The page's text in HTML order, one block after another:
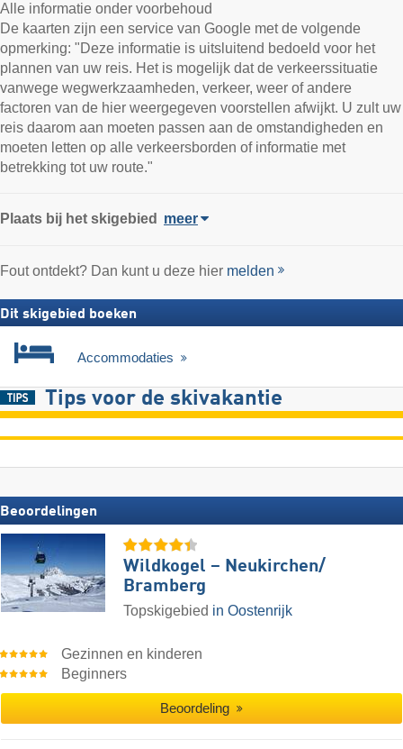
Alle informatie onder voorbehoud
De kaarten zijn een service van Google met de volgende
opmerking: "Deze informatie is uitsluitend bedoeld voor het
plannen van uw reis. Het is mogelijk dat de verkeerssituatie
vanwege wegwerkzaamheden, verkeer, weer of andere
factoren van de hier weergegeven voorstellen afwijkt. U zult uw
reis daarom aan moeten passen aan de omstandigheden en
moeten letten op alle verkeersborden of informatie met
betrekking tot uw route."
Plaats bij het skigebied meer
Fout ontdekt? Dan kunt u deze hier melden
Dit skigebied boeken
Accommodaties
Tips voor de skivakantie
Beoordelingen
Wildkogel – Neukirchen/​
Bramberg
Topskigebied in Oostenrijk
Gezinnen en kinderen
Beginners
Beoordeling